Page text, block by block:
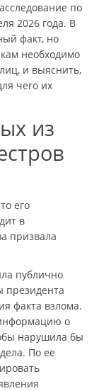
по
2026 года. В
факт, но
необходимо
и выяснить,
чего их
из
его
в
призвала
публично
президента
факта взлома.
о
нарушила бы
По ее